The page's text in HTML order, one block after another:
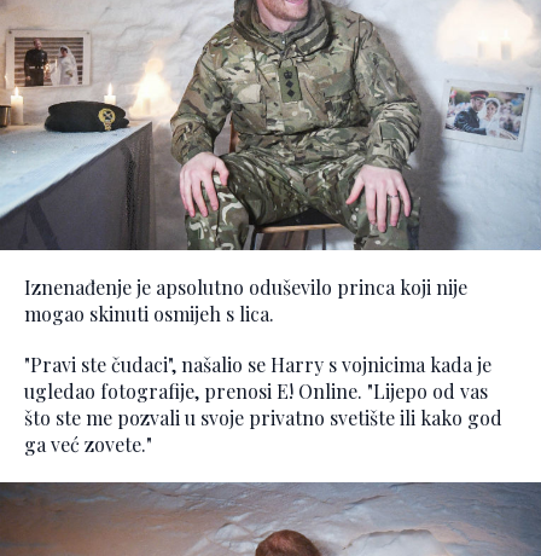
Iznenađenje je apsolutno oduševilo princa koji nije
mogao skinuti osmijeh s lica.
"Pravi ste čudaci", našalio se Harry s vojnicima kada je
ugledao fotografije, prenosi E! Online. "Lijepo od vas
što ste me pozvali u svoje privatno svetište ili kako god
ga već zovete."